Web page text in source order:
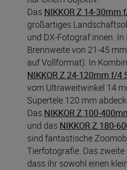
Das NIKKOR Z 14-30mm
großartiges
und DX-Fotograf:innen. In
Brennweite von 21-45
auf Vollformat). In
NIKKOR Z 24-120mm f/4
vom Ultraweitwinkel 14
Supertele 120 mm
Das NIKKOR Z 100-
und das NIKKOR Z 180-
sind fantastische
Tierfotografie. Das zweite
dass ihr sowohl einen